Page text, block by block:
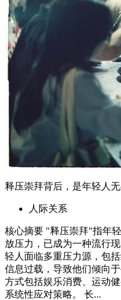
释压崇拜背后，是年轻人
人际关系
核心摘要 "释压崇拜"指年
放压力，已成为一种流行
轻人面临多重压力源，包
信息过载，导致他们倾向
方式包括娱乐消费、运动